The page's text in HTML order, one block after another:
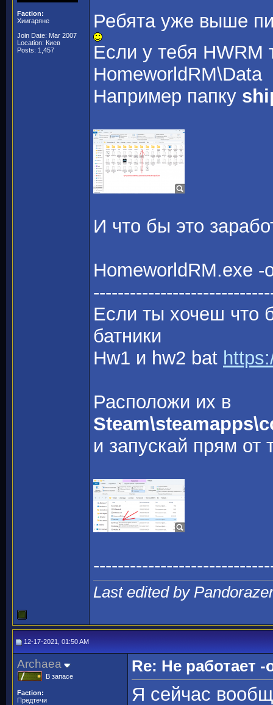
Faction:
Хиигаряне
Join Date: Mar 2007
Location: Киев
Posts: 1,457
Ребята уже выше
Если у тебя HWRM
HomeworldRM\Data
Например папку
И что бы это
HomeworldRM.exe -
Если ты хочеш что
батники
Hw1 и hw2 bat
Расположи их в
и запускай прям от
Last edited by
12-17-2021, 01:50 AM
Archaea
В запасе
Faction:
Предтечи
Re: Не работает
Я сейчас